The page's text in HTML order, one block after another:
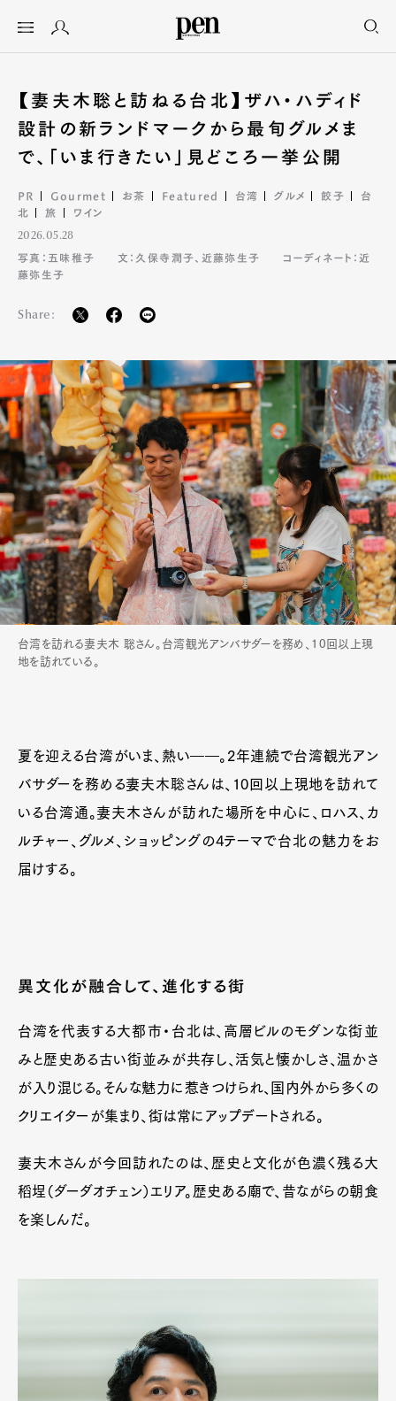
【妻夫木聡と訪ねる台北】ザハ・ハディド
設計の新ランドマークから最旬グルメま
で、「いま行きたい」見どころ一挙公開
PR Gourmet お茶 Featured 台湾 グルメ 餃子
台
北
旅 ワイン
2026.05.28
写真：五味稚子
文：久保寺潤子、近藤弥生子
コーディネート：近
藤弥生子
Share:
台湾を訪れる妻夫木 聡さん。台湾観光アンバサダーを務め、10回以上現
地を訪れている。
夏を迎える台湾がいま、熱い――。2年連続で台湾観光アン
バサダーを務める妻夫木聡さんは、10回以上現地を訪れて
いる台湾通。妻夫木さんが訪れた場所を中心に、ロハス、カ
ルチャー、グルメ、ショッピングの4テーマで台北の魅力をお
届けする。
異文化が融合して、進化する街
台湾を代表する大都市・台北は、高層ビルのモダンな街並
みと歴史ある古い街並みが共存し、活気と懐かしさ、温かさ
が入り混じる。そんな魅力に惹きつけられ、国内外から多くの
クリエイターが集まり、街は常にアップデートされる。
妻夫木さんが今回訪れたのは、歴史と文化が色濃く残る大
稻埕（ダーダオチェン）エリア。歴史ある廟で、昔ながらの朝食
を楽しんだ。